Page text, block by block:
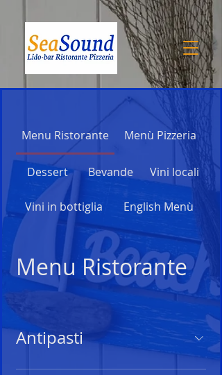
Menu Ristorante Menù Pizzeria
Dessert Bevande Vini locali
Vini in bottiglia English Menù
Menu Ristorante
Antipasti